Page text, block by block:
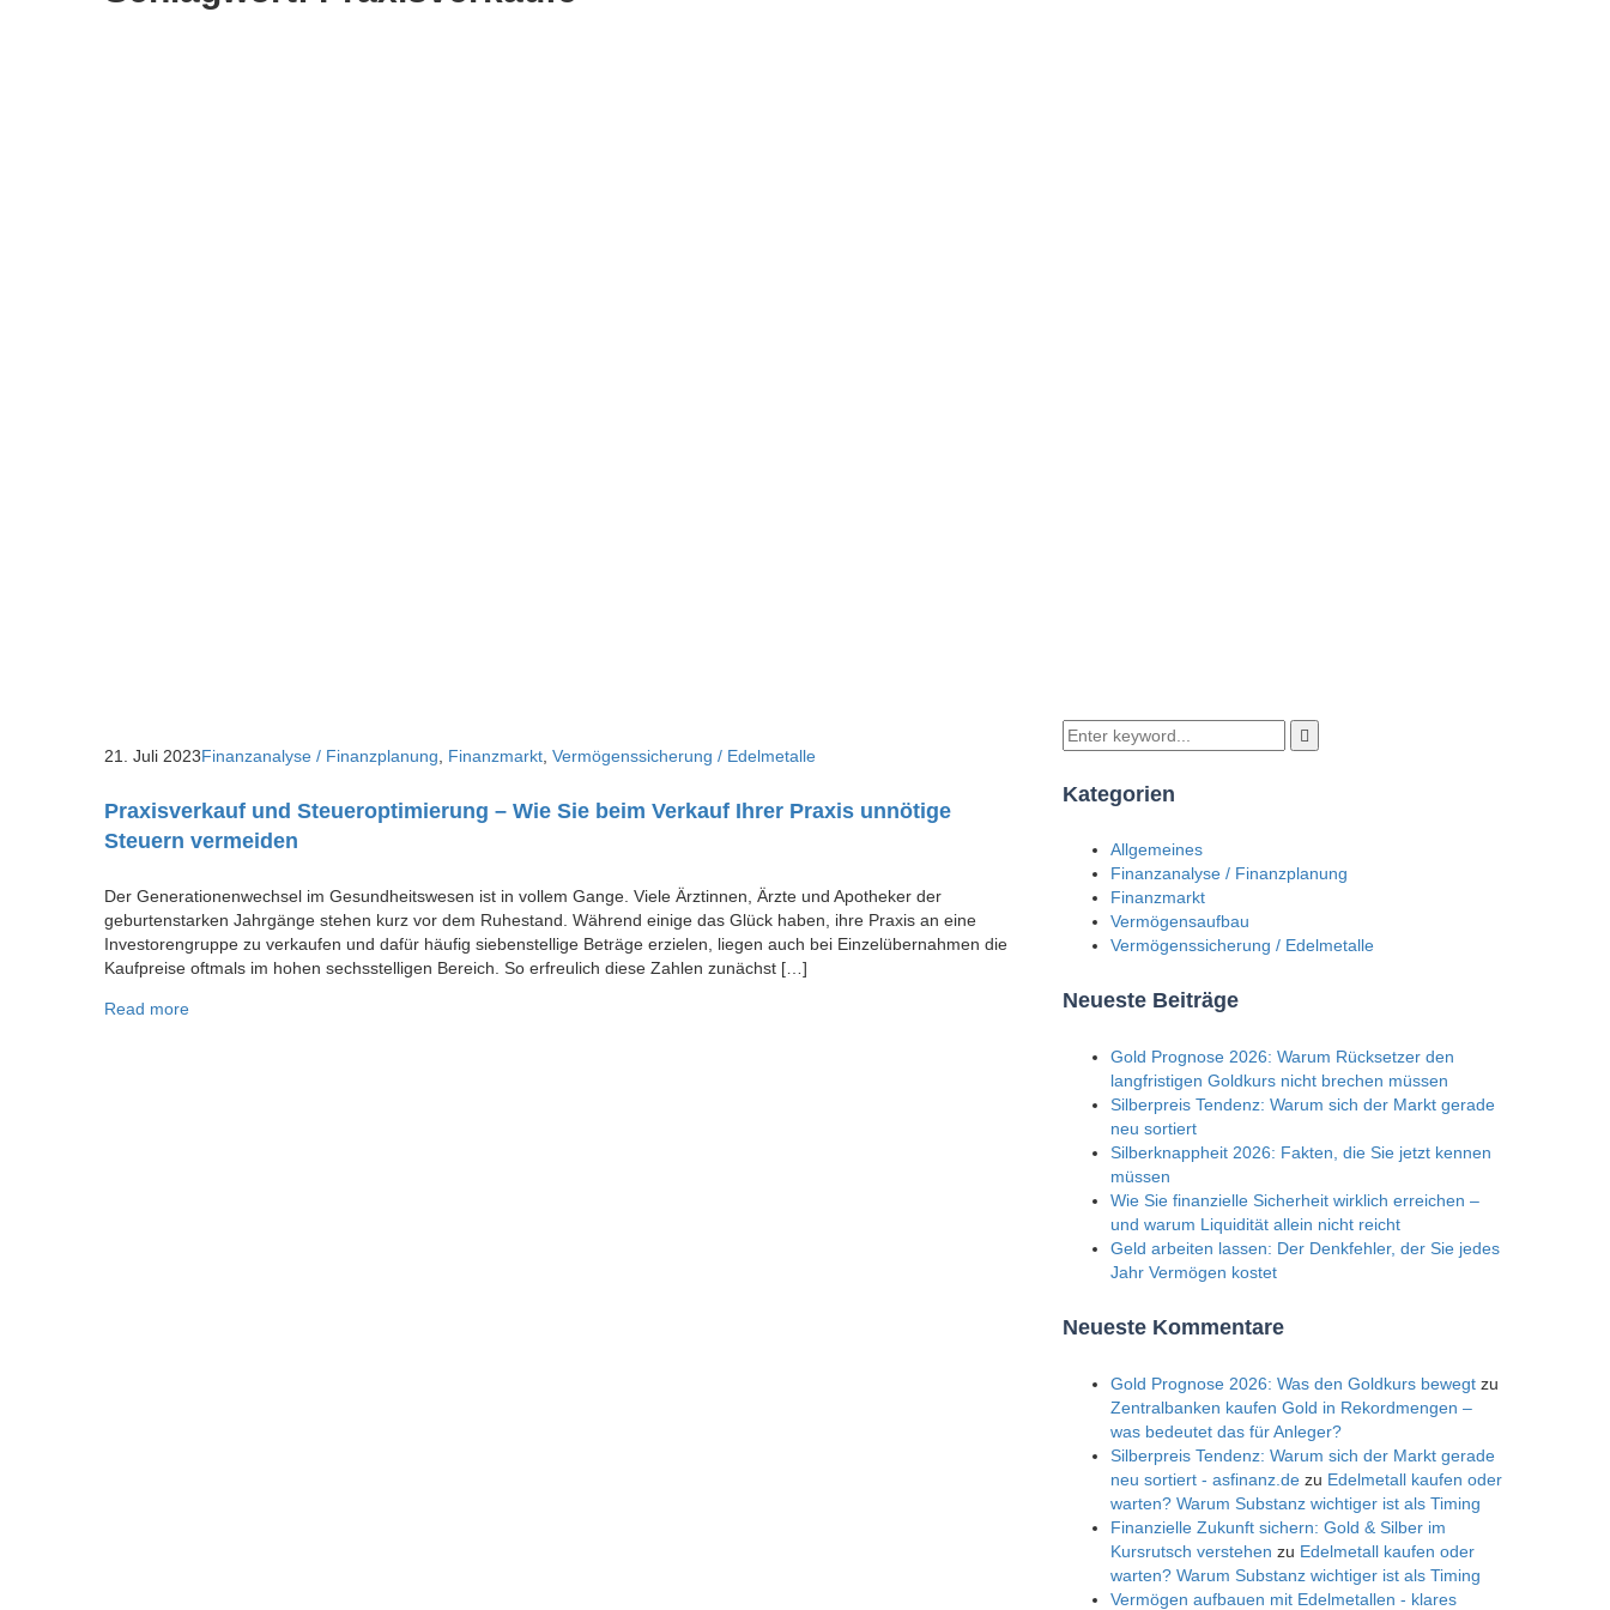
21. Juli 2023Finanzanalyse / Finanzplanung Finanzmarkt Vermögenssicherung / Edelmetalle
Praxisverkauf und Steueroptimierung – Wie Sie beim Verkauf Ihrer Praxis unnötige
Steuern vermeiden
Der Generationenwechsel im Gesundheitswesen ist in vollem Gange. Viele Ärztinnen, Ärzte und Apotheker der
geburtenstarken Jahrgänge stehen kurz vor dem Ruhestand. Während einige das Glück haben, ihre Praxis an eine
Investorengruppe zu verkaufen und dafür häufig siebenstellige Beträge erzielen, liegen auch bei Einzelübernahmen die
Kaufpreise oftmals im hohen sechsstelligen Bereich. So erfreulich diese Zahlen zunächst […]
Read more
Kategorien
Allgemeines
Finanzanalyse / Finanzplanung
Finanzmarkt
Vermögensaufbau
Vermögenssicherung / Edelmetalle
Neueste Beiträge
Gold Prognose 2026: Warum Rücksetzer den
langfristigen Goldkurs nicht brechen müssen
Silberpreis Tendenz: Warum sich der Markt gerade
neu sortiert
Silberknappheit 2026: Fakten, die Sie jetzt kennen
müssen
Wie Sie finanzielle Sicherheit wirklich erreichen –
und warum Liquidität allein nicht reicht
Geld arbeiten lassen: Der Denkfehler, der Sie jedes
Jahr Vermögen kostet
Neueste Kommentare
Gold Prognose 2026: Was den Goldkurs bewegt zu
Zentralbanken kaufen Gold in Rekordmengen –
was bedeutet das für Anleger?
Silberpreis Tendenz: Warum sich der Markt gerade
neu sortiert - asfinanz.de zu Edelmetall kaufen oder
warten? Warum Substanz wichtiger ist als Timing
Finanzielle Zukunft sichern: Gold & Silber im
Kursrutsch verstehen zu Edelmetall kaufen oder
warten? Warum Substanz wichtiger ist als Timing
Vermögen aufbauen mit Edelmetallen - klares